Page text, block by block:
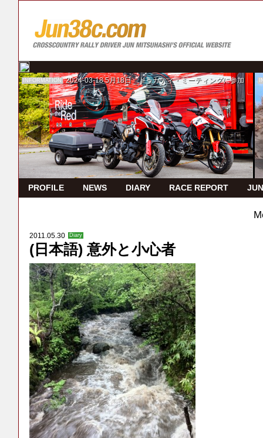
INFORMATION 2024-03-18 5月18日 ドゥカティ・ミーティングに参加
PROFILE NEWS DIARY RACE REPORT
2011.05.30 Diary
(日本語) 意外と小心者